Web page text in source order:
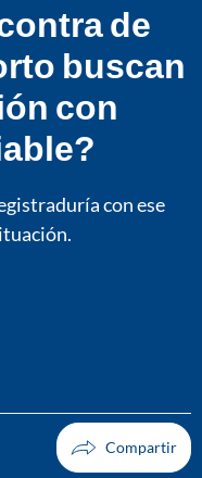
de
buscan
con
con ese